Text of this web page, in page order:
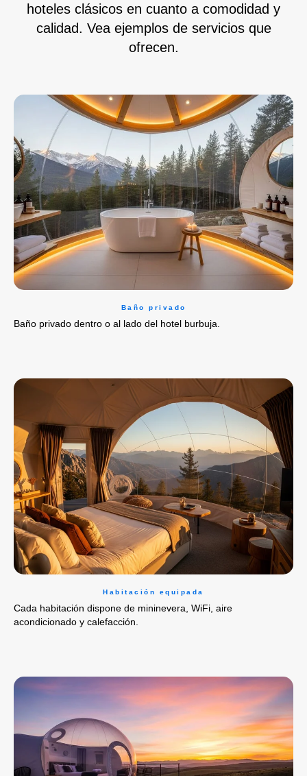
hoteles clásicos en cuanto a comodidad y
calidad. Vea ejemplos de servicios que
ofrecen.
Baño privado
Baño privado dentro o al lado del hotel burbuja.
Habitación equipada
Cada habitación dispone de mininevera, WiFi, aire
acondicionado y calefacción.